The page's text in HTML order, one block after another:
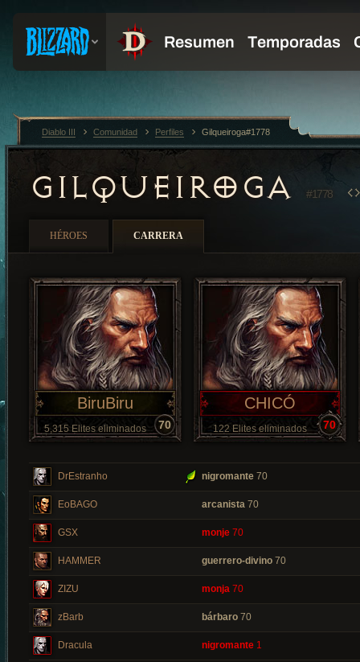
GILQUEIROGA #1778
HÉROES CARRERA
BiruBiru
5,315 Elites eliminados 70
CHICÓ
122 Elites eliminados 70
DrEstranho nigromante 70
EoBAGO arcanista 70
GSX monje 70
HAMMER guerrero-divino 70
ZIZU monja 70
zBarb bárbaro 70
Dracula nigromante 1
Diablo III Comunidad Perfiles Gilqueiroga#1778